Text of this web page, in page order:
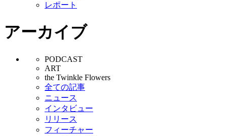
レポート
アーカイブ
PODCAST
ART
the Twinkle Flowers
全ての記事
ニュース
インタビュー
リリース
フィーチャー